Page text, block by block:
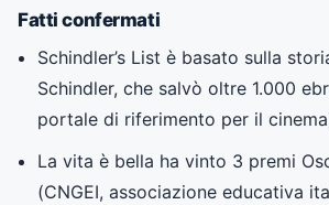
Fatti confermati
Schindler’s List è basato sulla
Schindler, che salvò oltre 1.000
portale di riferimento per il
La vita è bella ha vinto 3 premi
(CNGEI, associazione educativa